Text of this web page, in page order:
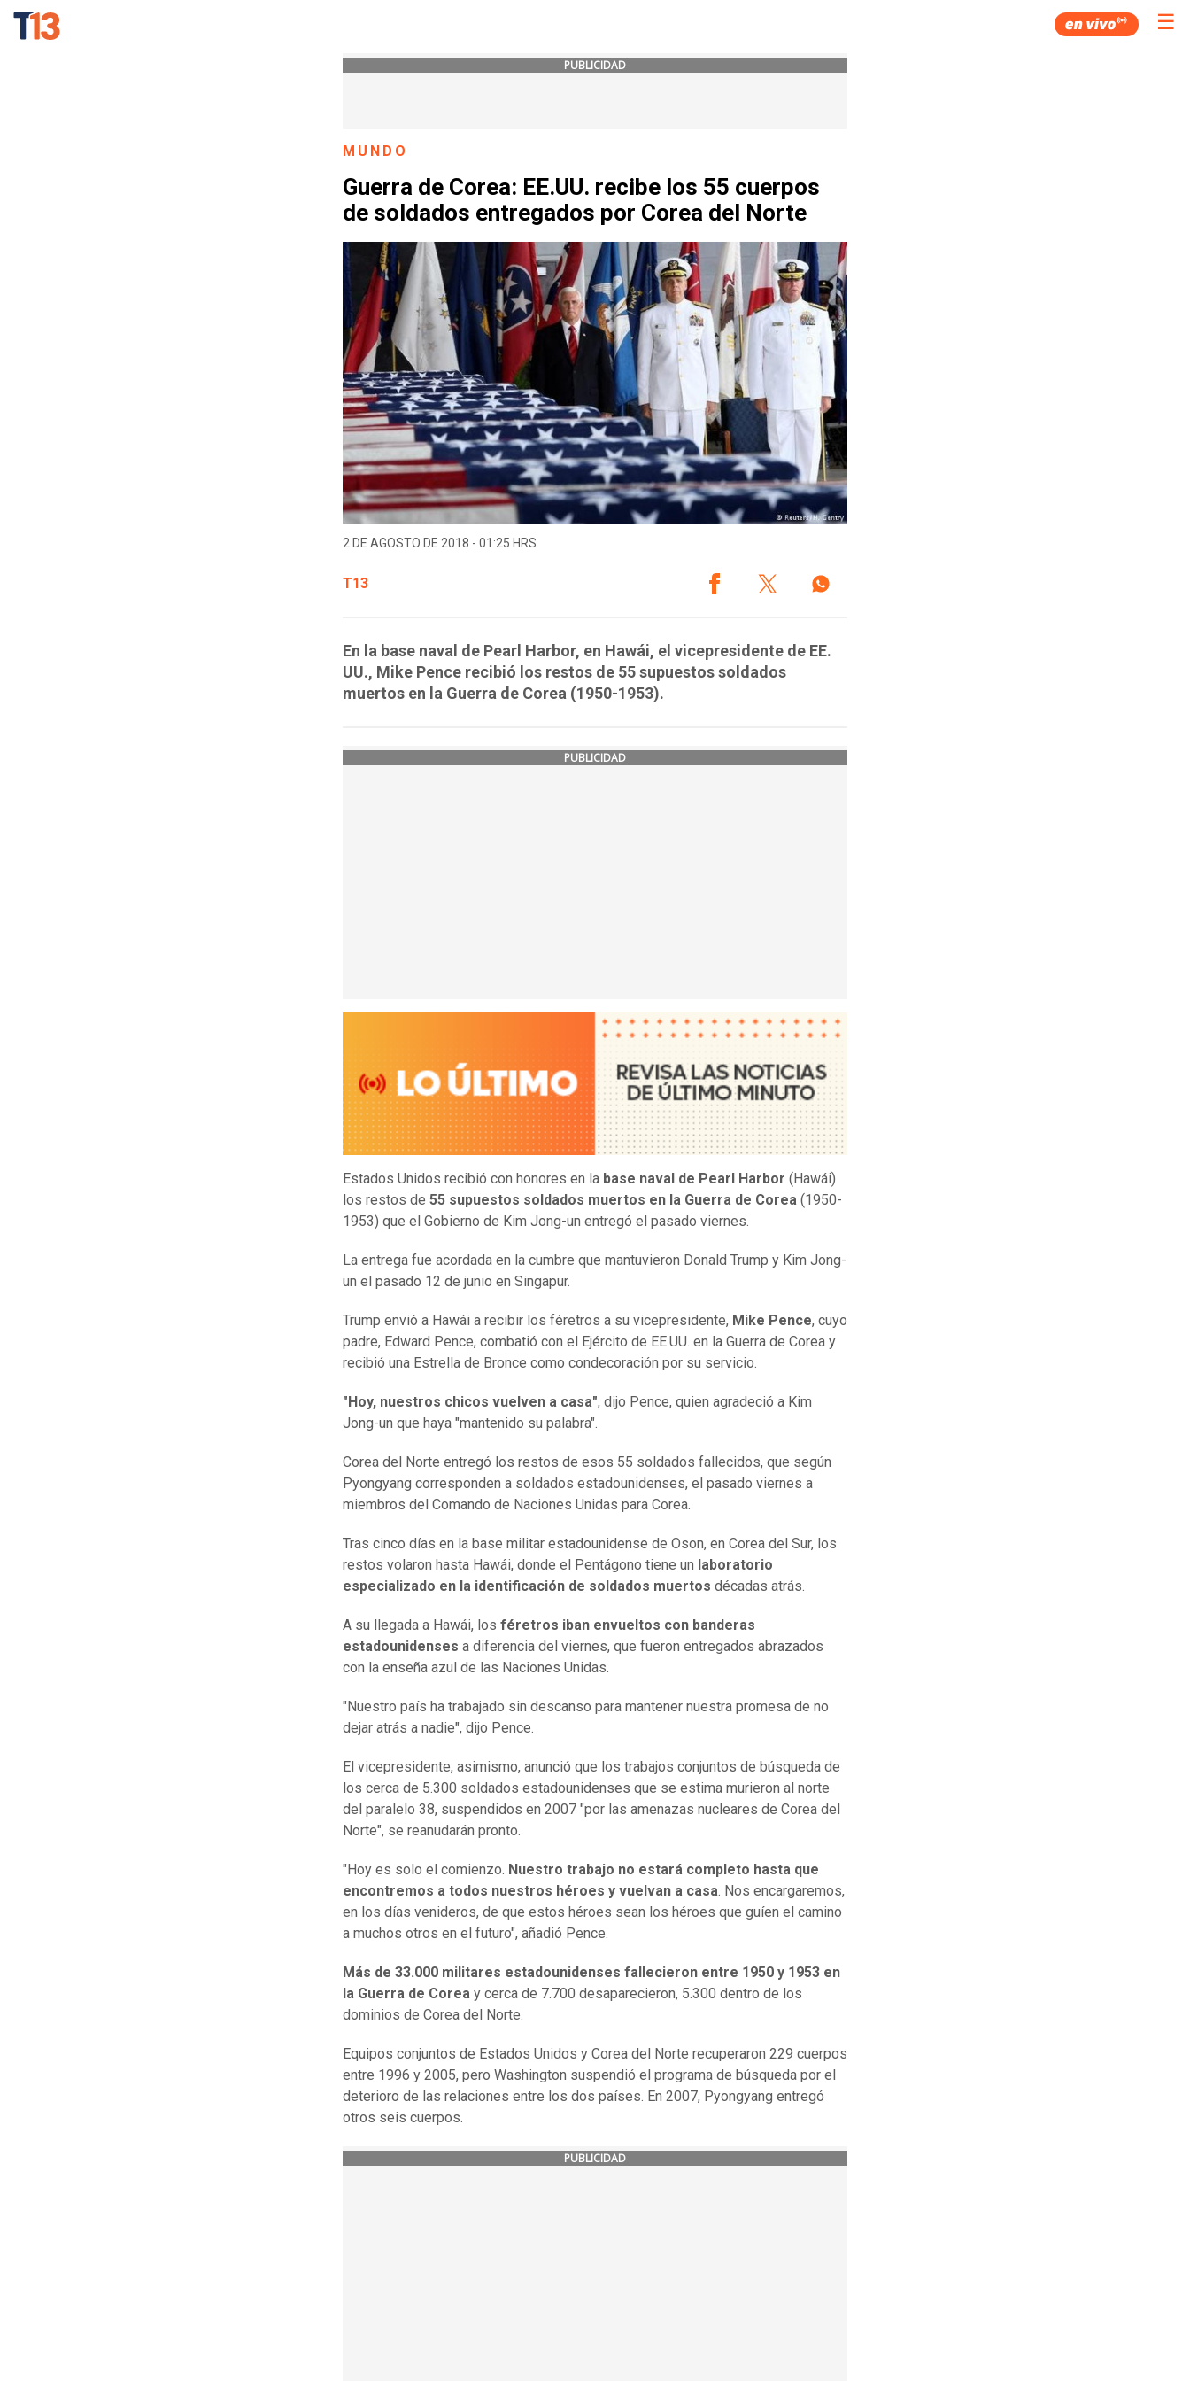
☰
PUBLICIDAD
MUNDO
Guerra de Corea: EE.UU. recibe los 55 cuerpos
de soldados entregados por Corea del Norte
2 DE AGOSTO DE 2018 - 01:25 HRS.
T13
En la base naval de Pearl Harbor, en Hawái, el vicepresidente de EE.
UU., Mike Pence recibió los restos de 55 supuestos soldados
muertos en la Guerra de Corea (1950-1953).
PUBLICIDAD
Estados Unidos recibió con honores en la base naval de Pearl Harbor (Hawái)
los restos de 55 supuestos soldados muertos en la Guerra de Corea (1950-
1953) que el Gobierno de Kim Jong-un entregó el pasado viernes.
La entrega fue acordada en la cumbre que mantuvieron Donald Trump y Kim Jong-
un el pasado 12 de junio en Singapur.
Trump envió a Hawái a recibir los féretros a su vicepresidente, Mike Pence, cuyo
padre, Edward Pence, combatió con el Ejército de EE.UU. en la Guerra de Corea y
recibió una Estrella de Bronce como condecoración por su servicio.
"Hoy, nuestros chicos vuelven a casa", dijo Pence, quien agradeció a Kim
Jong-un que haya "mantenido su palabra".
Corea del Norte entregó los restos de esos 55 soldados fallecidos, que según
Pyongyang corresponden a soldados estadounidenses, el pasado viernes a
miembros del Comando de Naciones Unidas para Corea.
Tras cinco días en la base militar estadounidense de Oson, en Corea del Sur, los
restos volaron hasta Hawái, donde el Pentágono tiene un laboratorio
especializado en la identificación de soldados muertos décadas atrás.
A su llegada a Hawái, los féretros iban envueltos con banderas
estadounidenses a diferencia del viernes, que fueron entregados abrazados
con la enseña azul de las Naciones Unidas.
"Nuestro país ha trabajado sin descanso para mantener nuestra promesa de no
dejar atrás a nadie", dijo Pence.
El vicepresidente, asimismo, anunció que los trabajos conjuntos de búsqueda de
los cerca de 5.300 soldados estadounidenses que se estima murieron al norte
del paralelo 38, suspendidos en 2007 "por las amenazas nucleares de Corea del
Norte", se reanudarán pronto.
"Hoy es solo el comienzo. Nuestro trabajo no estará completo hasta que
encontremos a todos nuestros héroes y vuelvan a casa. Nos encargaremos,
en los días venideros, de que estos héroes sean los héroes que guíen el camino
a muchos otros en el futuro", añadió Pence.
Más de 33.000 militares estadounidenses fallecieron entre 1950 y 1953 en
la Guerra de Corea y cerca de 7.700 desaparecieron, 5.300 dentro de los
dominios de Corea del Norte.
Equipos conjuntos de Estados Unidos y Corea del Norte recuperaron 229 cuerpos
entre 1996 y 2005, pero Washington suspendió el programa de búsqueda por el
deterioro de las relaciones entre los dos países. En 2007, Pyongyang entregó
otros seis cuerpos.
PUBLICIDAD